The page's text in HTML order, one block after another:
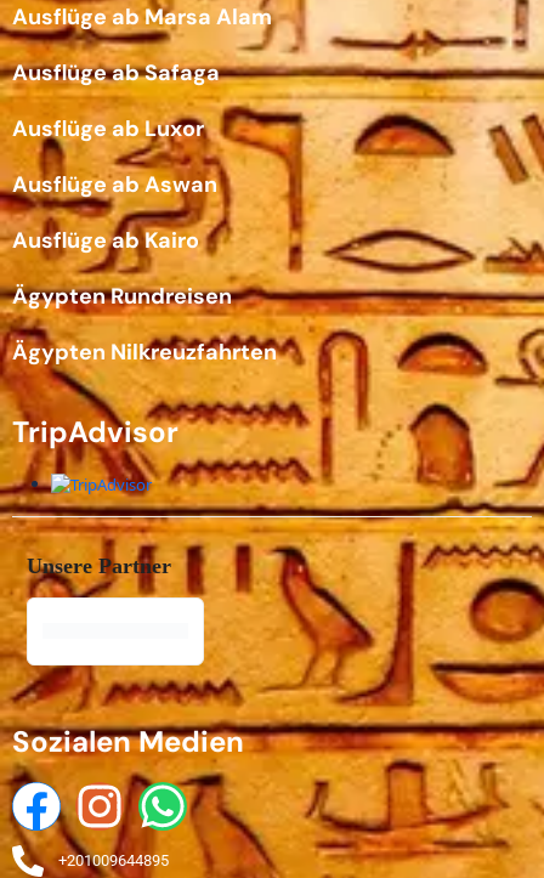
Ausflüge ab Marsa Alam
Ausflüge ab Safaga
Ausflüge ab Luxor
Ausflüge ab Aswan
Ausflüge ab Kairo
Ägypten Rundreisen
Ägypten Nilkreuzfahrten
TripAdvisor
Unsere Partner
Sozialen Medien
+201009644895